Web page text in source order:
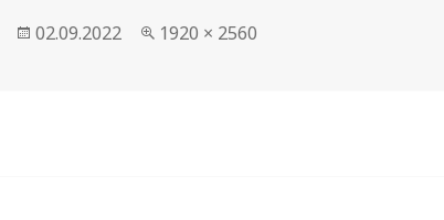
Veröffentlicht
02.09.2022
Volle
1920 × 2560